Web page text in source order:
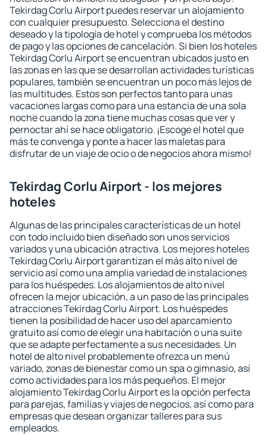
Tekirdag Corlu Airport puedes reservar un alojamiento
con cualquier presupuesto. Selecciona el destino
deseado y la tipología de hotel y comprueba los métodos
de pago y las opciones de cancelación. Si bien los hoteles
Tekirdag Corlu Airport se encuentran ubicados justo en
las zonas en las que se desarrollan actividades turísticas
populares, también se encuentran un poco más lejos de
las multitudes. Estos son perfectos tanto para unas
vacaciones largas como para una estancia de una sola
noche cuando la zona tiene muchas cosas que ver y
pernoctar ahí se hace obligatorio. ¡Escoge el hotel que
más te convenga y ponte a hacer las maletas para
disfrutar de un viaje de ocio o de negocios ahora mismo!
Tekirdag Corlu Airport - los mejores
hoteles
Algunas de las principales características de un hotel
con todo incluido bien diseñado son unos servicios
variados y una ubicación atractiva. Los mejores hoteles
Tekirdag Corlu Airport garantizan el más alto nivel de
servicio así como una amplia variedad de instalaciones
para los huéspedes. Los alojamientos de alto nivel
ofrecen la mejor ubicación, a un paso de las principales
atracciones Tekirdag Corlu Airport. Los huéspedes
tienen la posibilidad de hacer uso del aparcamiento
gratuito así como de elegir una habitación o una suite
que se adapte perfectamente a sus necesidades. Un
hotel de alto nivel probablemente ofrezca un menú
variado, zonas de bienestar como un spa o gimnasio, así
como actividades para los más pequeños. El mejor
alojamiento Tekirdag Corlu Airport es la opción perfecta
para parejas, familias y viajes de negocios, así como para
empresas que desean organizar talleres para sus
empleados.